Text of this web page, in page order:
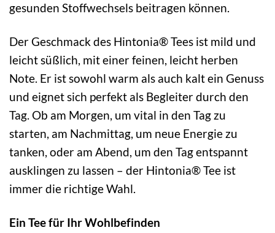
gesunden Stoffwechsels beitragen können.
Der Geschmack des Hintonia® Tees ist mild und
leicht süßlich, mit einer feinen, leicht herben
Note. Er ist sowohl warm als auch kalt ein Genuss
und eignet sich perfekt als Begleiter durch den
Tag. Ob am Morgen, um vital in den Tag zu
starten, am Nachmittag, um neue Energie zu
tanken, oder am Abend, um den Tag entspannt
ausklingen zu lassen – der Hintonia® Tee ist
immer die richtige Wahl.
Ein Tee für Ihr Wohlbefinden